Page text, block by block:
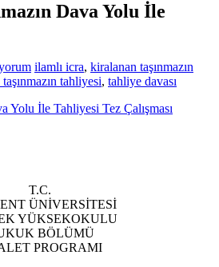
Dava Yolu İle
ilamlı icra, kiralanan taşınmazın
tahliyesi, tahliye davası
Yolu İle Tahliyesi Tez Çalışması
T.C.
ÜNİVERSİTESİ
YÜKSEKOKULU
BÖLÜMÜ
PROGRAMI